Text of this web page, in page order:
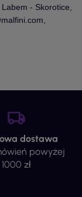
- Skorotice,
dostawa
powyżej
1000 zł